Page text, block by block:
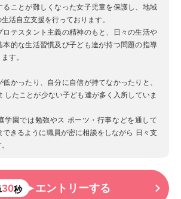
ることが難しくなった女子児童を保護し、地域
活自立支援を行っております。
ロテスタント主義の精神のもと、日々の生活や
本的な生活習慣及び子ども達が持つ問題の指導
す。
低かったり、自分に自信が持てなかったりと、
したことが少ない子ども達が多く入所していま
学園では勉強やス ポーツ・行事などを通して
できるように職員が密に相談をしながら 日々支
30秒 エントリーする